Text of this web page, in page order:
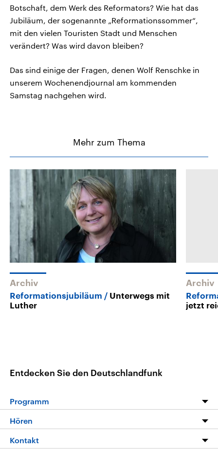
Botschaft, dem Werk des Reformators? Wie hat das
Jubiläum, der sogenannte „Reformationssommer“,
mit den vielen Touristen Stadt und Menschen
verändert? Was wird davon bleiben?
Das sind einige der Fragen, denen Wolf Renschke in
unserem Wochenendjournal am kommenden
Samstag nachgehen wird.
Mehr zum Thema
Archiv
Reformationsjubiläum
Unterwegs mit
Luther
Archiv
jetzt
Entdecken Sie den Deutschlandfunk
Programm
Hören
Livestream
Kontakt